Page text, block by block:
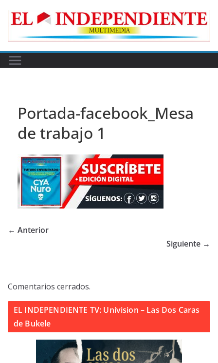
Portada-facebook_Mesa
de trabajo 1
← Anterior
Siguiente →
Comentarios cerrados.
EL INDEPENDIENTE TV: Univision – Las Dos Caras
de Bukele